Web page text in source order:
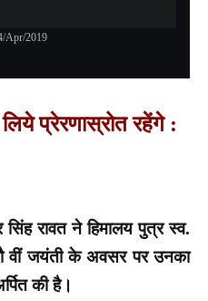
Apr/2019
प्रेरणास्रोत रहेंगे :
रावत ने हिमालय पुत्र स्व.
वीं जयंती के अवसर पर उनका
की है।